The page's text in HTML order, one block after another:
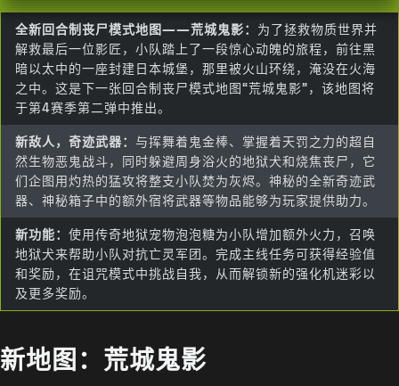
全新回合制丧尸模式地图——荒城鬼影： 为了拯救物质世界并
解救最后一位影匠，小队踏上了一段惊心动魄的旅程，前往黑
暗以太中的一座封建日本城堡，那里被火山环绕，淹没在火海
之中。这是下一张回合制丧尸模式地图“荒城鬼影”，该地图将
于第4赛季第二弹中推出。
新敌人，奇迹武器： 与挥舞着鬼金棒、掌握着天罚之力的超自
然生物恶鬼战斗，同时躲避周身浴火的地狱犬和烧焦丧尸，它
们企图用灼热的猛攻将整支小队焚为灰烬。神秘的全新奇迹武
器、神秘箱子中的额外宿将武器等物品能够为玩家提供助力。
新功能： 使用传奇地狱宠物泡泡糖为小队增加额外火力，召唤
地狱犬来帮助小队对抗亡灵军团。完成主线任务可获得经验值
和奖励，在诅咒模式中挑战自我，从而解锁新的强化机迷彩以
及更多奖励。
新地图：荒城鬼影